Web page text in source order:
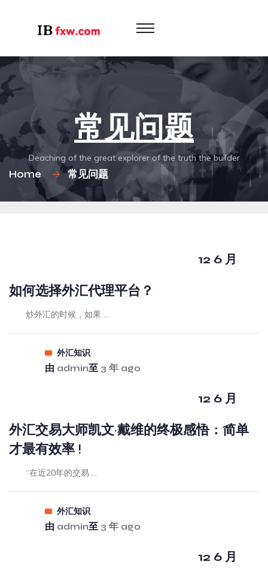
常见问题
Deaching of the great explorer of the truth the builder
Home 常见问题
12 6 月
如何选择外汇代理平台？
炒外汇的时候，如果 ...
外汇知识
由 admin至 3 年 ago
12 6 月
外汇交易大师凯文·戴维的终极感悟：简单
才最有效率 !
“在近20年的交易 ...
外汇知识
由 admin至 3 年 ago
12 6 月